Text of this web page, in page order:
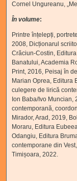
Cornel Ungureanu,
În volume:
Printre înțelepți,
2008, Dicționarul
Crăciun-Costin,
Banatului, Academia
Print, 2016, Peisaj în
Marian Oprea, Editura
culegere de lirică
Ion Baba/Ivo Muncian,
contemporană,
Mirador, Arad, 2019,
Moraru, Editura
Odangiu, Editura
contemporane din
Timișoara, 2022.